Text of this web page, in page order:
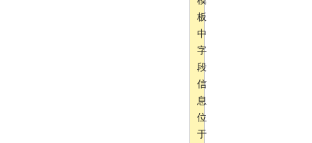
板
中
字
段
信
息
位
于